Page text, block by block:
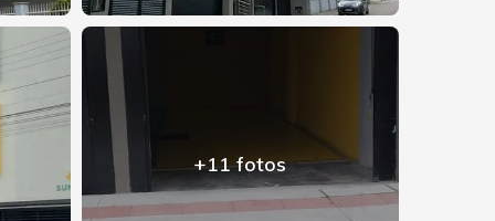
+11 fotos